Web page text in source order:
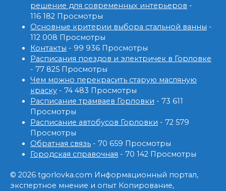
решение для современных интерьеров -
116 182 Просмотры
Основные критерии выбора стальной ванны -
112 008 Просмотры
Контакты - 99 936 Просмотры
Расписания поездов и электричек в Горловке
- 77 825 Просмотры
Чем можно перекрасить старую масляную
краску - 74 483 Просмотры
Расписание трамваев Горловки - 73 611
Просмотры
Расписание автобусов Горловки - 72 579
Просмотры
Обратная связь - 70 659 Просмотры
Городская справочная - 70 142 Просмотры
© 2026 tgorlovka.com Информационный портал,
экспертное мнение и опыт Копирование,